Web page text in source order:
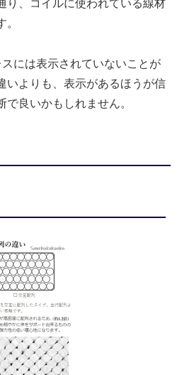
り、コイルに使われている線材
には表示されていないことが
いよりも、表示があるほうが信
良いかもしれません。